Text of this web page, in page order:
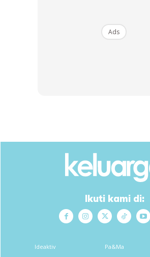
Munirah berkata, ketika pulang
malam tadi, ibunya ada memberitahu
bersiar-siar di pusat beli belah.
Ads
Ikuti kami di:
Ideaktiv Pa&Ma